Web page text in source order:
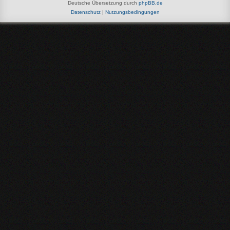
Deutsche Übersetzung durch phpBB.de
Datenschutz| Nutzungsbedingungen